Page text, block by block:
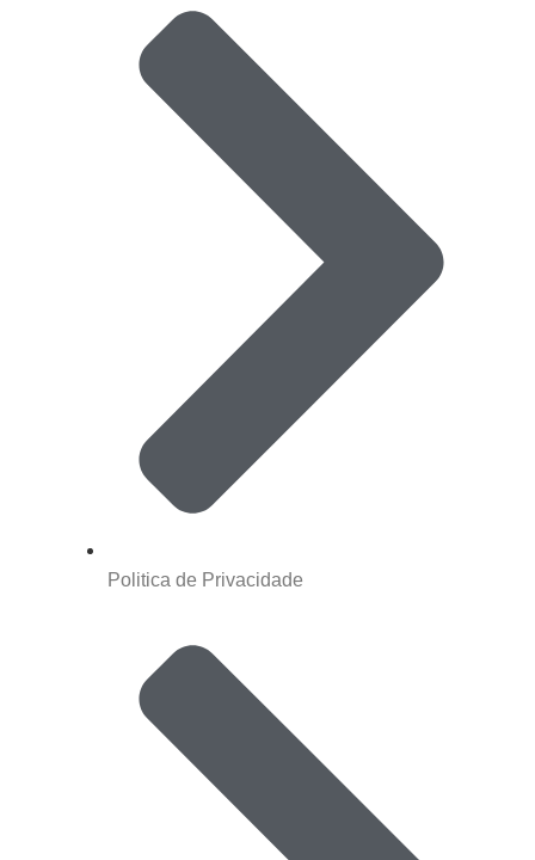
Politica de Privacidade